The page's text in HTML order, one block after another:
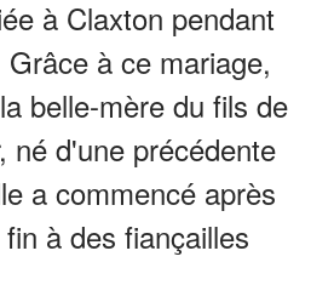
à Claxton pendant
à ce mariage,
belle-mère du fils de
né d'une précédente
a commencé après
à des fiançailles